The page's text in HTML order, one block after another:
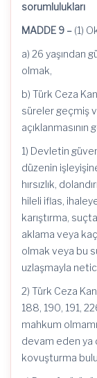
sorumlulukları
MADDE 9 – (1)
a) 26 yaşından
olmak,
b) Türk Ceza
süreler geçmiş
açıklanmasının
1) Devletin
düzenin
hırsızlık,
hileli iflas,
karıştırma,
aklama veya
olmak veya bu
uzlaşmayla
2) Türk Ceza
188, 190, 191,
mahkum
devam eden ya
kovuşturma